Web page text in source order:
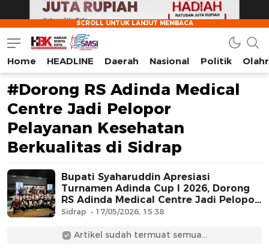
AFN BEAUTY LUXURY
HarianBeritaKota
Mengabarkan Setiap Detil, Sudut, dan Cerita Kota
Home HEADLINE Daerah Nasional Politik
#Dorong RS Adinda Medical
Centre Jadi Pelopor
Pelayanan Kesehatan
Berkualitas di Sidrap
Bupati Syaharuddin Apresiasi
Turnamen Adinda Cup I 2026, Dorong
RS Adinda Medical Centre Jadi Pelopor
Pelayanan Kesehatan Berkualitas di
Sidrap 17/05/2026, 15:38
Artikel sudah termuat semua...